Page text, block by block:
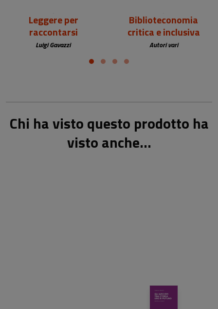
Leggere per
raccontarsi
Luigi Gavazzi
Biblioteconomia
critica e inclusiva
Autori vari
Chi ha visto questo prodotto ha
visto anche...